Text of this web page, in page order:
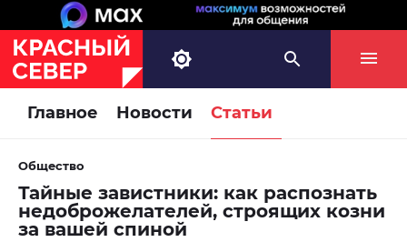
Главное Новости Статьи
Общество
Тайные завистники: как распознать
недоброжелателей, строящих козни
за вашей спиной